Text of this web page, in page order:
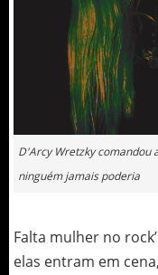
D'Arcy Wretzky comandou
ninguém jamais poderia
Falta mulher no
elas entram em